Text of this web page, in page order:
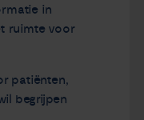
in
ruimte voor
patiënten,
begrijpen